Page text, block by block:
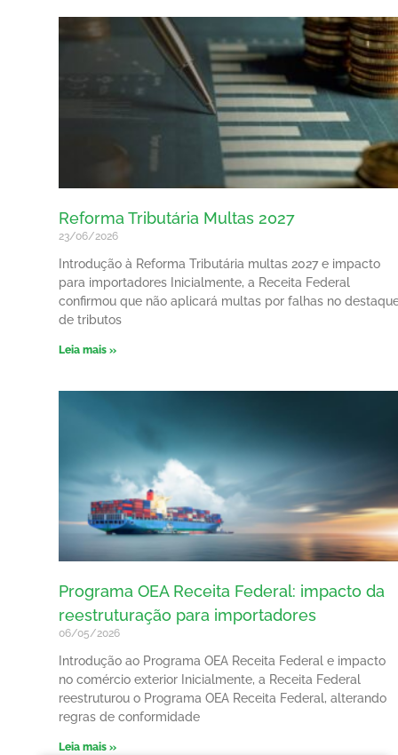
Reforma Tributária Multas 2027
23/06/2026
Introdução à Reforma Tributária multas 2027 e impacto
para importadores Inicialmente, a Receita Federal
confirmou que não aplicará multas por falhas no
de tributos
Leia mais »
Programa OEA Receita Federal: impacto da
reestruturação para importadores
06/05/2026
Introdução ao Programa OEA Receita Federal e impacto
no comércio exterior Inicialmente, a Receita Federal
reestruturou o Programa OEA Receita Federal, alterando
regras de conformidade
Leia mais »